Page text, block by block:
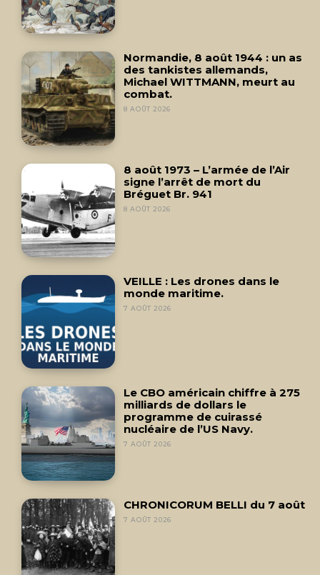
Normandie, 8 août 1944 : un as
des tankistes allemands,
Michael WITTMANN, meurt au
combat.
8 AOÛT 2026
8 août 1973 – L’armée de l’Air
signe l’arrêt de mort du
Bréguet Br. 941
8 AOÛT 2026
VEILLE : Les drones dans le
monde maritime.
7 AOÛT 2026
Le CBO américain chiffre à 275
milliards de dollars le
programme de cuirassé
nucléaire de l’US Navy.
7 AOÛT 2026
CHRONICORUM BELLI du 7 août
7 AOÛT 2026